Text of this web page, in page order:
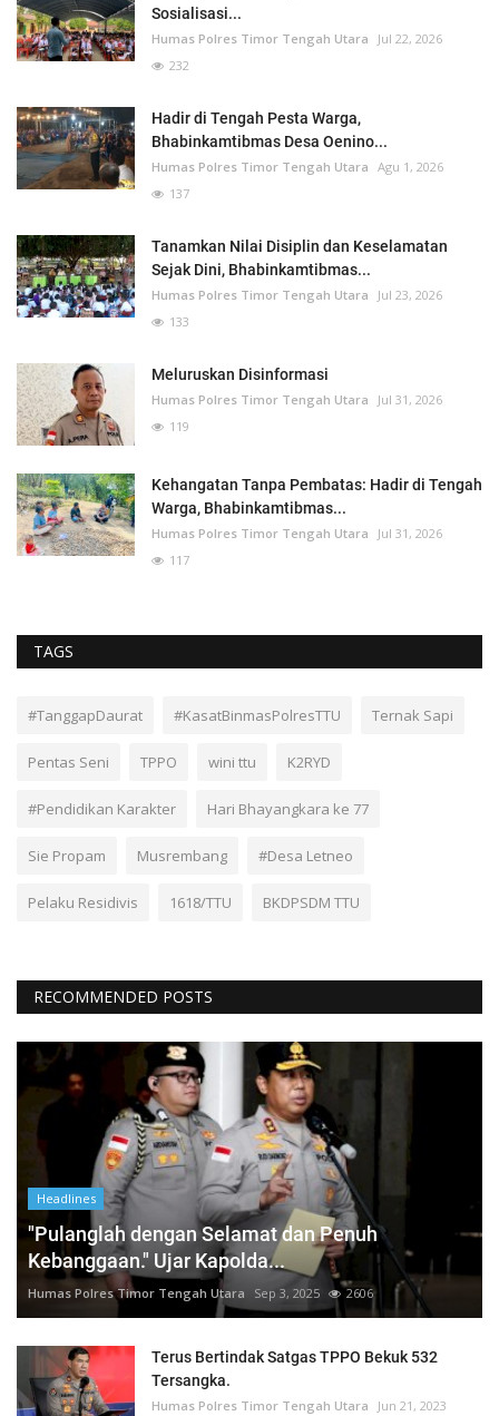
Sosialisasi...
Humas Polres Timor Tengah Utara
Jul 22, 2026
232
Hadir di Tengah Pesta Warga,
Bhabinkamtibmas Desa Oenino...
Humas Polres Timor Tengah Utara Agu 1, 2026
137
Tanamkan Nilai Disiplin dan Keselamatan
Sejak Dini, Bhabinkamtibmas...
Humas Polres Timor Tengah Utara
Jul 23, 2026
133
Meluruskan Disinformasi
Humas Polres Timor Tengah Utara
Jul 31, 2026
119
Kehangatan Tanpa Pembatas: Hadir di Tengah
Warga, Bhabinkamtibmas...
Humas Polres Timor Tengah Utara
Jul 31, 2026
117
TAGS
#TanggapDaurat #KasatBinmasPolresTTU Ternak Sapi
Pentas Seni TPPO wini ttu K2RYD
#Pendidikan Karakter Hari Bhayangkara ke 77
Sie Propam Musrembang #Desa Letneo
Pelaku Residivis 1618/TTU BKDPSDM TTU
RECOMMENDED POSTS
Headlines
"Pulanglah dengan Selamat dan Penuh
Kebanggaan." Ujar Kapolda...
Humas Polres Timor Tengah Utara Sep 3, 2025 2606
Terus Bertindak Satgas TPPO Bekuk 532
Tersangka.
Humas Polres Timor Tengah Utara
Jun 21, 2023